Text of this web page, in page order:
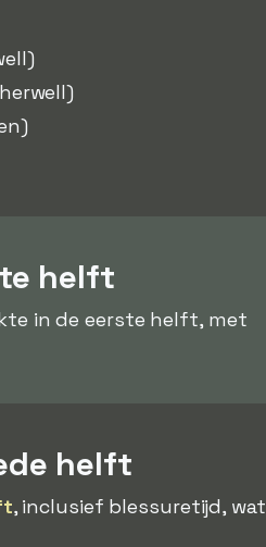
helft
in de eerste helft, met
helft
, inclusief blessuretijd, wat